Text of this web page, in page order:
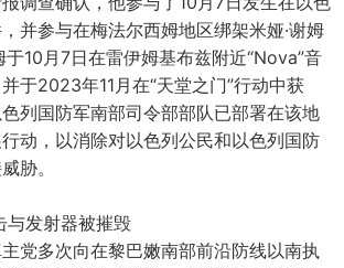
并参与在梅法尔西姆地区绑架米娅·谢姆
于10月7日在雷伊姆基布兹附近“Nova”音
于2023年11月在“天堂之门”行动中获
列国防军南部司令部部队已部署在该地
动，以消除对以色列公民和以色列国防
胁。
与发射器被摧毁
党多次向在黎巴嫩南部前沿防线以南执